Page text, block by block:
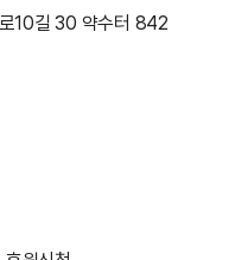
10길 30 약수터 842